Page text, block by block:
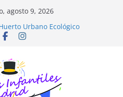
agosto 9, 2026
Urbano Ecológico
LA NATURALEZA
para niños